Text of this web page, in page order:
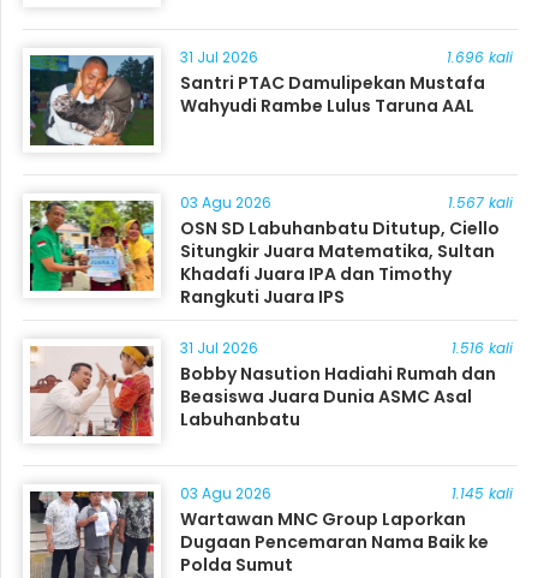
31 Jul 2026 1.696 kali
Santri PTAC Damulipekan Mustafa
Wahyudi Rambe Lulus Taruna AAL
03 Agu 2026 1.567 kali
OSN SD Labuhanbatu Ditutup, Ciello
Situngkir Juara Matematika, Sultan
Khadafi Juara IPA dan Timothy
Rangkuti Juara IPS
31 Jul 2026 1.516 kali
Bobby Nasution Hadiahi Rumah dan
Beasiswa Juara Dunia ASMC Asal
Labuhanbatu
03 Agu 2026 1.145 kali
Wartawan MNC Group Laporkan
Dugaan Pencemaran Nama Baik ke
Polda Sumut